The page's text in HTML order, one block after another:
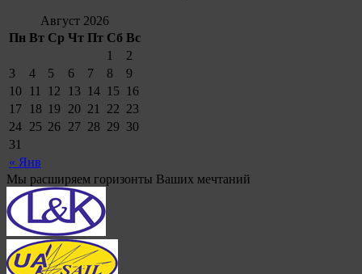
Август 2026
Пн Вт Ср Чт Пт Сб Вс
« Янв
1
2
3
4 5 6 7 8
9
10
11 12 13 14 15
16
17
18 19 20 21 22 23
24 25 26 27 28 29 30
31
Мы расширяем горизонты Ваших мечтаний